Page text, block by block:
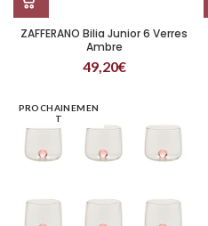
ZAFFERANO Bilia Junior 6 Verres
Ambre
49,20€
PROCHAINEMEN
T